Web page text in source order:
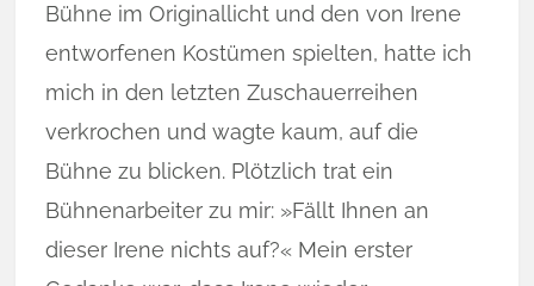
Bühne im Originallicht und den von Ire­ne
entworfenen Kostümen spielten, hatte ich
mich in den letzten Zuschauerreihen
verkrochen und wagte kaum, auf die
Bühne zu blicken. Plötzlich trat ein
Bühnenarbeiter zu mir: »Fällt Ihnen an
dieser Irene nichts auf?« Mein erster